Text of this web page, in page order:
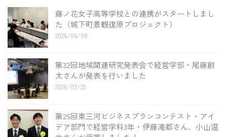
藤ノ花女子高等学校との連携がスタートしまし
た（城下町景観復原プロジェクト）
2026/06/08
第32回地域関連研究発表会で経営学部・尾藤創
太さんが発表を行いました
2026/03/23
第25回東三河ビジネスプランコンテスト・アイ
デア部門で経営学科3年・伊藤滝都さん、小山温